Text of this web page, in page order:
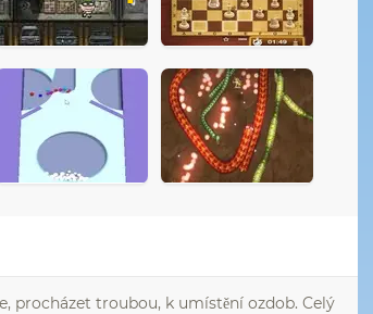
procházet troubou, k umístění ozdob. Celý